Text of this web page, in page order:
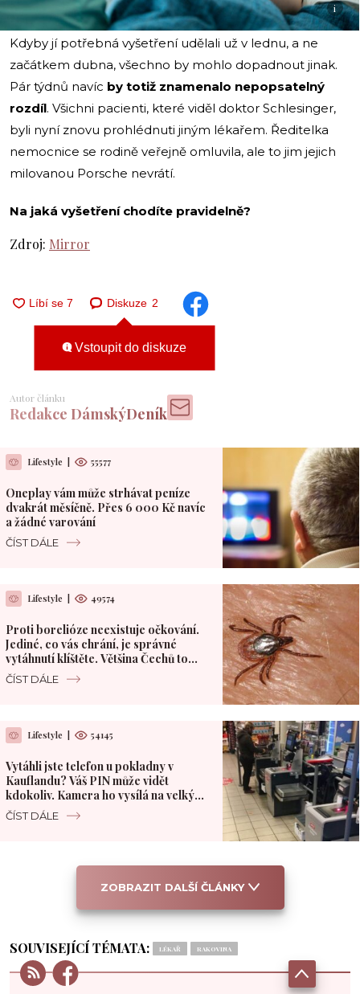
i
Kdyby jí potřebná vyšetření udělali už v lednu, a ne
začátkem dubna, všechno by mohlo dopadnout jinak.
Pár týdnů navíc by totiž znamenalo nepopsatelný
rozdíl. Všichni pacienti, které viděl doktor Schlesinger,
byli nyní znovu prohlédnuti jiným lékařem. Ředitelka
nemocnice se rodině veřejně omluvila, ale to jim jejich
milovanou Porsche nevrátí.
Na jaká vyšetření chodíte pravidelně?
Zdroj: Mirror
Diskuze 2
Vstoupit do diskuze
Autor článku
Redakce DámskýDeník
Lifestyle 55577
Oneplay vám může strhávat peníze
dvakrát měsíčně. Přes 6 000 Kč navíc
a žádné varování
ČÍST DÁLE
Lifestyle 49574
Proti borelióze neexistuje očkování.
Jediné, co vás chrání, je správné
vytáhnutí klíštěte. Většina Čechů to
dělá špatně
ČÍST DÁLE
Lifestyle 54145
Vytáhli jste telefon u pokladny v
Kauflandu? Váš PIN může vidět
kdokoliv. Kamera ho vysílá na velký
monitor
ČÍST DÁLE
ZOBRAZIT DALŠÍ ČLÁNKY
SOUVISEJÍCÍ TÉMATA: LÉKAŘ RAKOVINA